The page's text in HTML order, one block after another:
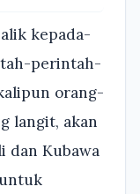
kepada-
perintah-
orang-
langit, akan
dan Kubawa